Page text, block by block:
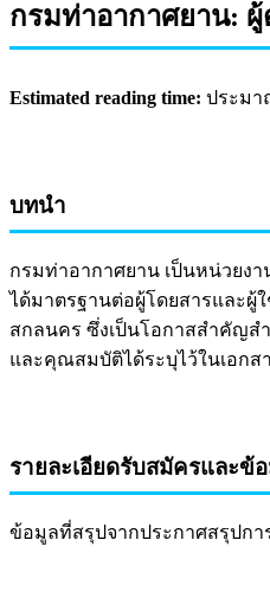
กรมท่าอากาศยาน:
Estimated reading time: ประมา
บทนำ
กรมท่าอากาศยาน เป็นหน่วยง
ได้มาตรฐานต่อผู้โดยสารและผู้
สกลนคร ซึ่งเป็นโอกาสสำคัญส
และคุณสมบัติได้ระบุไว้ในเอก
รายละเอียดรับสมัครและข้
ข้อมูลที่สรุปจากประกาศสรุปก